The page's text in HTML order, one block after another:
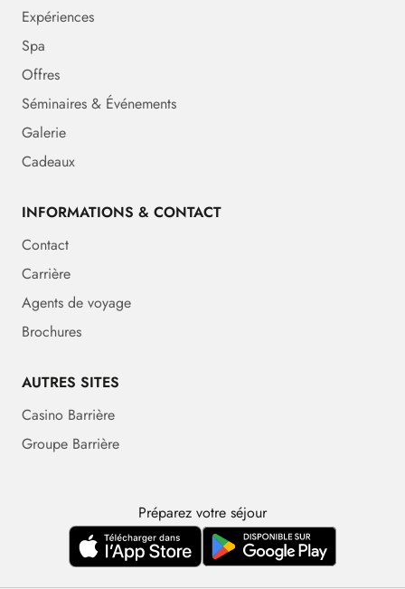
Expériences
Spa
Offres
Séminaires & Événements
Galerie
Cadeaux
INFORMATIONS & CONTACT
Contact
Carrière
Agents de voyage
Brochures
AUTRES SITES
Casino Barrière
Groupe Barrière
Préparez votre séjour